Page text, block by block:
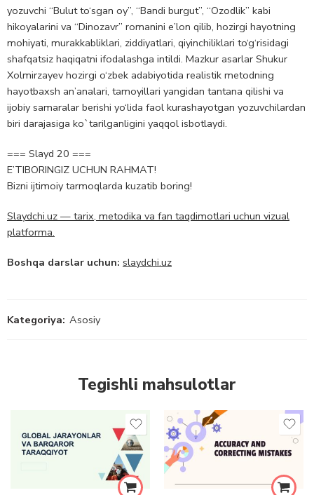
yozuvchi “Bulut to‘sgan oy”, “Bandi burgut”, “Ozodlik” kabi
hikoyalarini va “Dinozavr” romanini e’lon qilib, hozirgi hayotning
mohiyati, murakkabliklari, ziddiyatlari, qiyinchiliklari to‘g‘risidagi
shafqatsiz haqiqatni ifodalashga intildi. Mazkur asarlar Shukur
Xolmirzayev hozirgi o‘zbek adabiyotida realistik metodning
hayotbaxsh an’analari, tamoyillari yangidan tantana qilishi va
ijobiy samaralar berishi yo‘lida faol kurashayotgan yozuvchilardan
biri darajasiga ko`tarilganligini yaqqol isbotlaydi.
=== Slayd 20 ===
E’TIBORINGIZ UCHUN RAHMAT!
Bizni ijtimoiy tarmoqlarda kuzatib boring!
Slaydchi.uz — tarix, metodika va fan taqdimotlari uchun vizual
platforma.
Boshqa darslar uchun: slaydchi.uz
Kategoriya: Asosiy
Tegishli mahsulotlar